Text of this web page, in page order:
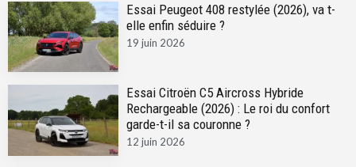
Essai Peugeot 408 restylée (2026), va t-
elle enfin séduire ?
19 juin 2026
Essai Citroën C5 Aircross Hybride
Rechargeable (2026) : Le roi du confort
garde-t-il sa couronne ?
12 juin 2026